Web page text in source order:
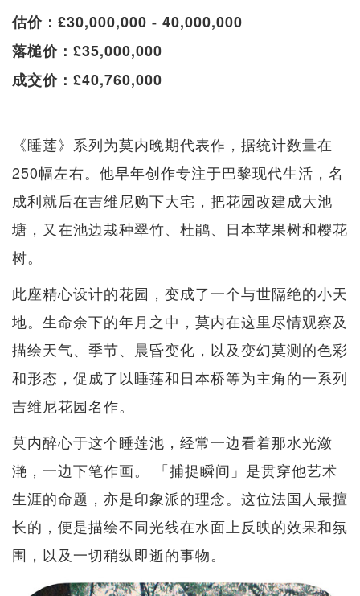
估价：£30,000,000 - 40,000,000
落槌价：£35,000,000
成交价：£40,760,000
《睡莲》系列为莫内晚期代表作，据统计数量在
250幅左右。他早年创作专注于巴黎现代生活，名
成利就后在吉维尼购下大宅，把花园改建成大池
塘，又在池边栽种翠竹、杜鹃、日本苹果树和樱花
树。
此座精心设计的花园，变成了一个与世隔绝的小天
地。生命余下的年月之中，莫内在这里尽情观察及
描绘天气、季节、晨昏变化，以及变幻莫测的色彩
和形态，促成了以睡莲和日本桥等为主角的一系列
吉维尼花园名作。
莫内醉心于这个睡莲池，经常一边看着那水光潋
滟，一边下笔作画。 「捕捉瞬间」是贯穿他艺术
生涯的命题，亦是印象派的理念。这位法国人最擅
长的，便是描绘不同光线在水面上反映的效果和氛
围，以及一切稍纵即逝的事物。